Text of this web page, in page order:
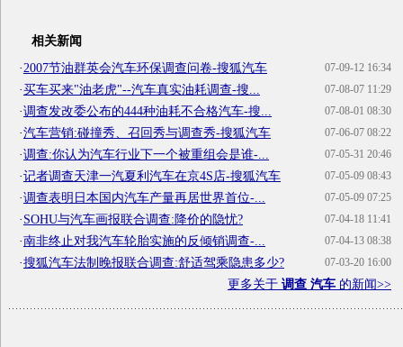
相关新闻
07-09-12 16:34
·2007节油群英会汽车环保调查问卷-搜狐汽车
07-08-07 11:29
·买车买来"油老虎"--汽车真实油耗调查-搜...
07-08-01 08:30
·调查发改委公布的444种油耗不合格汽车-搜...
07-06-07 08:22
·汽车营销:碰撞秀、召回秀与调查秀-搜狐汽车
07-05-31 20:46
·调查:你认为汽车行业下一个被重组会是谁-...
07-05-09 08:43
·记者调查天津一汽夏利汽车在京4S店-搜狐汽车
07-05-09 07:25
·调查表明日本国内汽车产量再居世界首位-...
07-04-18 11:41
·SOHU与汽车画报联合调查:降价的隐忧?
07-04-13 08:38
·南非终止对我汽车轮胎实施的反倾销调查-...
07-03-20 16:00
·搜狐汽车法制晚报联合调查:舒适驾乘隐患多少?
更多关于 调查 汽车 的新闻>>